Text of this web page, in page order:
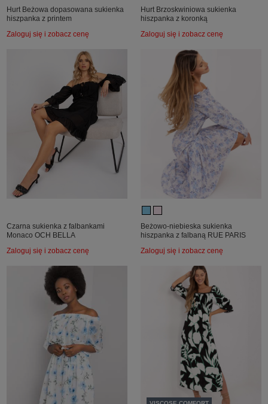
Hurt Beżowa dopasowana sukienka
hiszpanka z printem
Zaloguj się i zobacz cenę
Hurt Brzoskwiniowa sukienka
hiszpanka z koronką
Zaloguj się i zobacz cenę
Czarna sukienka z falbankami
Monaco OCH BELLA
Zaloguj się i zobacz cenę
Beżowo-niebieska sukienka
hiszpanka z falbaną RUE PARIS
Zaloguj się i zobacz cenę